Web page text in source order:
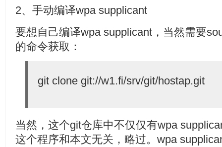
2、手动编译wpa supplicant
要想自己编译wpa supplicant，当然需要
的命令获取：
git clone git://w1.fi/srv/git/hostap.git
当然，这个git仓库中不仅仅有wpa
这个程序和本文无关，略过。wpa